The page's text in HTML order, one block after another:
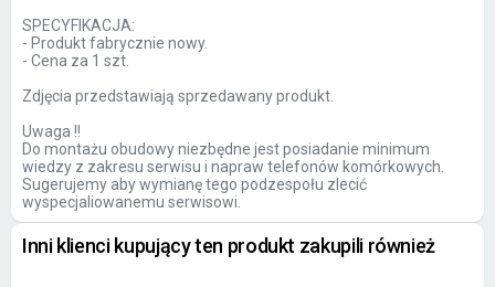
SPECYFIKACJA:
- Produkt fabrycznie nowy.
- Cena za 1 szt.
Zdjęcia przedstawiają sprzedawany produkt.
Uwaga !!
Do montażu obudowy niezbędne jest posiadanie minimum
wiedzy z zakresu serwisu i napraw telefonów komórkowych.
Sugerujemy aby wymianę tego podzespołu zlecić
wyspecjaliowanemu serwisowi.
Inni klienci kupujący ten produkt zakupili również